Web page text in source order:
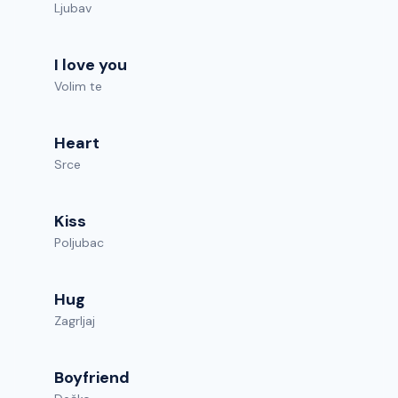
Ljubav
I love you
Volim te
Heart
Srce
Kiss
Poljubac
Hug
Zagrljaj
Boyfriend